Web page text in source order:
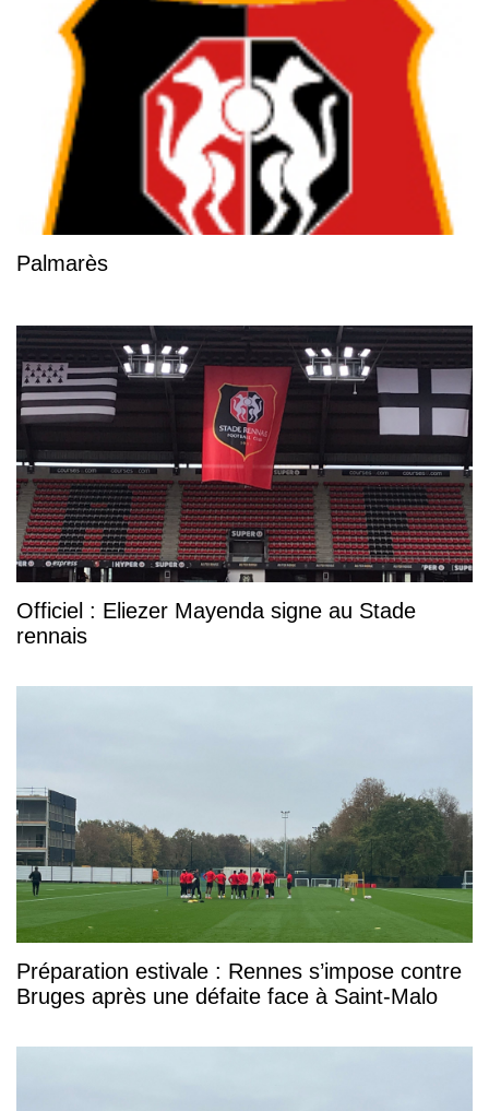
Palmarès
Officiel : Eliezer Mayenda signe au Stade
rennais
Préparation estivale : Rennes s’impose contre
Bruges après une défaite face à Saint-Malo